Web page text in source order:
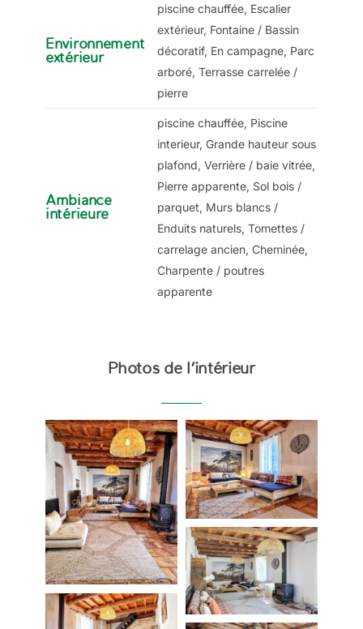
Environnement
extérieur
piscine chauffée, Escalier
extérieur, Fontaine / Bassin
décoratif, En campagne, Parc
arboré, Terrasse carrelée /
pierre
Ambiance
intérieure
piscine chauffée, Piscine
interieur, Grande hauteur sous
plafond, Verrière / baie vitrée,
Pierre apparente, Sol bois /
parquet, Murs blancs /
Enduits naturels, Tomettes /
carrelage ancien, Cheminée,
Charpente / poutres
apparente
Photos de l’intérieur